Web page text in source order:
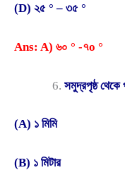
(D) ২৫ ° – ৩৫ °
Ans: A) ৬০ ° -৭o °
সমুদ্রপৃষ্ঠ থেকে
(A) ১ মিমি
(B) ১ মিটার